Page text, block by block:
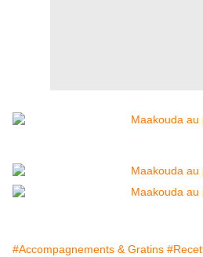
#Accompagnements & Gratins